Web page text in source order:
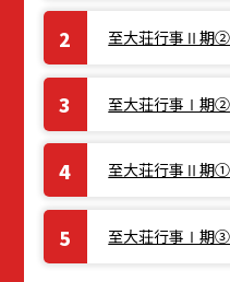
至大荘行事Ⅱ期②
至大荘行事Ⅰ期②
至大荘行事Ⅱ期①
至大荘行事Ⅰ期③